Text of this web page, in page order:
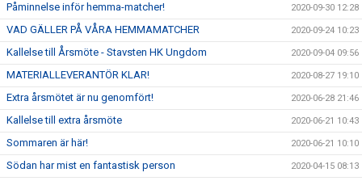
Påminnelse inför hemma-matcher! 2020-09-30 12:28
VAD GÄLLER PÅ VÅRA HEMMAMATCHER 2020-09-24 10:23
Kallelse till Årsmöte - Stavsten HK Ungdom 2020-09-04 09:56
MATERIALLEVERANTÖR KLAR! 2020-08-27 19:10
Extra årsmötet är nu genomfört! 2020-06-28 21:46
Kallelse till extra årsmöte 2020-06-21 10:43
Sommaren är här! 2020-06-21 10:10
Södan har mist en fantastisk person 2020-04-15 08:13